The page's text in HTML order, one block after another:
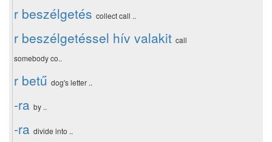
r beszélgetés collect call ..
r beszélgetéssel hív valakit call
somebody co..
r betű dog's letter ..
-ra by ..
-ra divide into ..